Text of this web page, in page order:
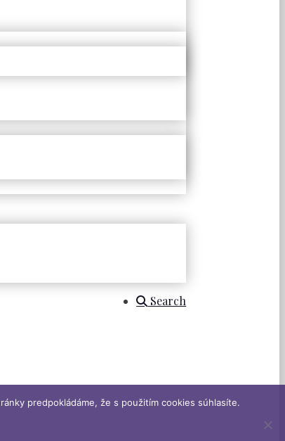
Search
predpokládáme, že s použitím cookies súhlasíte.